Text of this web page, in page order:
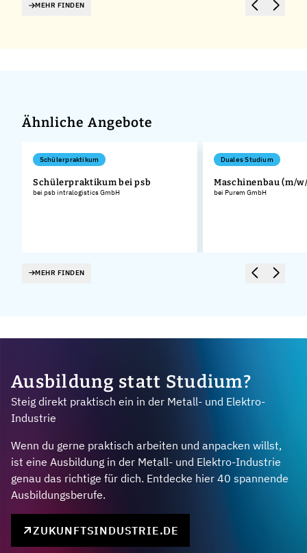
MEHR FINDEN
Ähnliche Angebote
Schülerpraktikum
Schülerpraktikum bei psb
bei psb intralogistics GmbH
Duales Studium
Maschinenbau (m/
bei Purem GmbH
MEHR FINDEN
Ausbildung statt Studium?
Steig direkt praktisch ein in der Metall- und Elektro-
Industrie
Wenn du gerne praktisch arbeiten und anpacken willst,
ist eine Ausbildung in der Metall- und Elektro-Industrie
genau das richtige für dich. Entdecke hier 40 spannende
Ausbildungsberufe.
ZUKUNFTSINDUSTRIE.DE